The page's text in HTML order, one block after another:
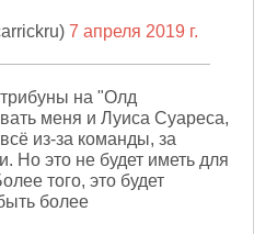
7 апреля 2019 г.
на "Олд
меня и Луиса Суареса,
из-за команды, за
Но это не будет иметь для
того, это будет
более